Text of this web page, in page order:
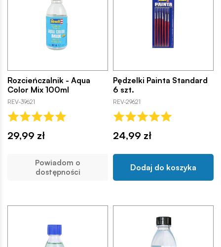
Rozcieńczalnik - Aqua
Color Mix 100ml
REV-39621
29,99 zł
Powiadom o
dostępności
Pędzelki Painta Standard
6 szt.
REV-29621
24,99 zł
Dodaj do koszyka